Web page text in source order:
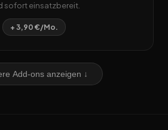
sofort einsatzbereit.
+ 3,90 €/Mo.
Add-ons anzeigen ↓